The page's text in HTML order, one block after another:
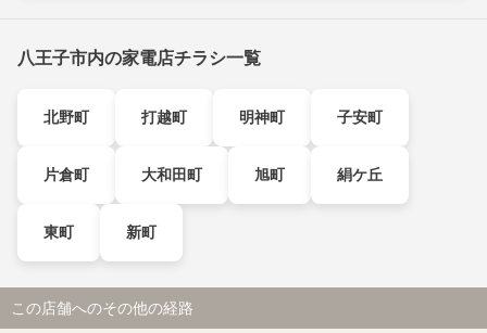
八王子市内の家電店チラシ一覧
北野町 打越町 明神町 子安町
片倉町 大和田町 旭町 絹ケ丘
東町 新町
この店舗へのその他の経路